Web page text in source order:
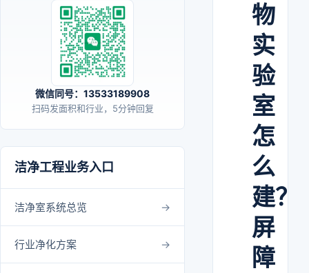
微信同号：13533189908
扫码发面积和行业，5分钟回复
洁净工程业务入口
洁净室系统总览
行业净化方案
物
实
验
室
怎
么
建？
屏
障